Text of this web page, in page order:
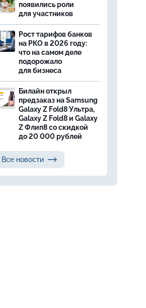
появились роли
для участников
Рост тарифов банков
на РКО в 2026 году:
что на самом деле
подорожало
для бизнеса
Билайн открыл
предзаказ на Samsung
Galaxy Z Fold8 Ультра,
Galaxy Z Fold8 и Galaxy
Z Флип8 со скидкой
до 20 000 рублей
Все новости